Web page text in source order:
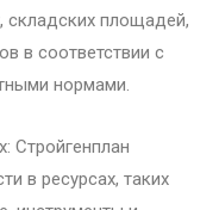
складских площадей,
в соответствии с
нормами.
Стройгенплан
в ресурсах, таких